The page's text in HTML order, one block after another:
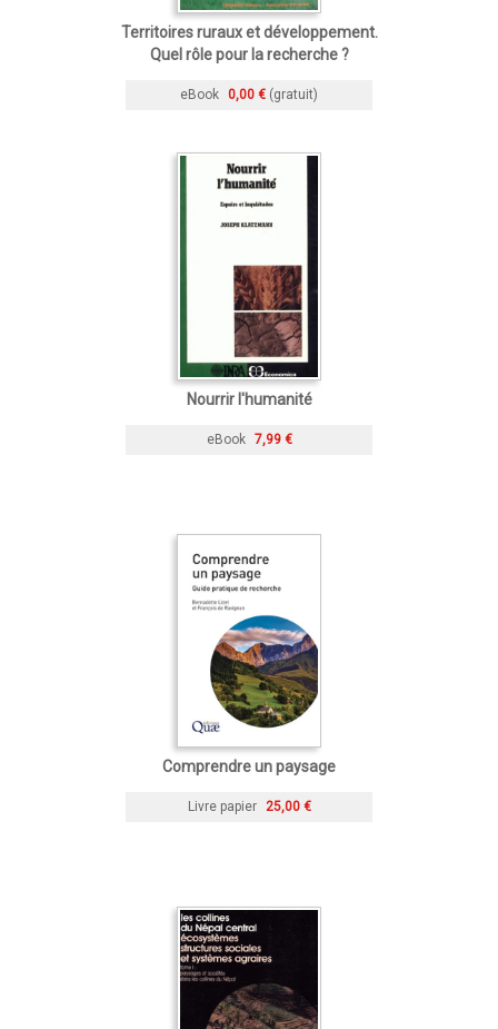
Territoires ruraux et développement.
Quel rôle pour la recherche ?
eBook 0,00 € (gratuit)
Nourrir l'humanité
eBook 7,99 €
Comprendre un paysage
Livre papier 25,00 €